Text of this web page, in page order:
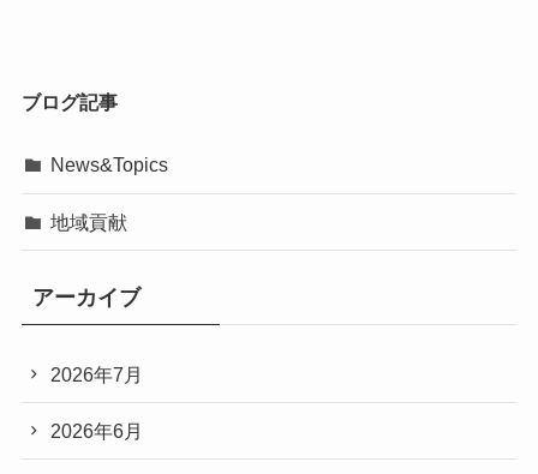
ブログ記事
News&Topics
地域貢献
アーカイブ
2026年7月
2026年6月